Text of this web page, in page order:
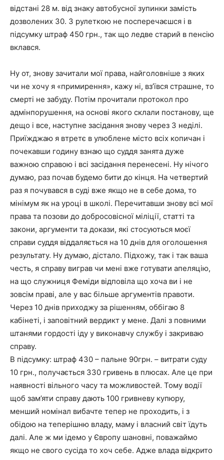
відстані 28 м. від знаку автобусної зупинки замість
дозволених 30. З рулеткою не посперечаєшся і в
підсумку штраф 450 грн., так що ледве старий в пенсію
вклався.
Ну от, знову зачитали мої права, найголовніше з яких
чи не хочу я «примирення», кажу ні, вз’ївся страшне, то
смерті не забуду. Потім прочитали протокол про
адмінпорушення, на основі якого склали постанову, ще
дещо і все, наступне засідання знову через 3 неділі.
Приїжджаю я втретє в улюблене місто всіх копичан і
почекавши годину взнаю що суддя занята дуже
важною справою і всі засідання перенесені. Ну нічого
думаю, раз почав будемо бити до кінця. На четвертий
раз я почувався в суді вже якщо не в себе дома, то
мінімум як на уроці в школі. Перечитавши знову всі мої
права та позови до добросовісної міліції, статті та
закони, аргументи та докази, які стосуються моєї
справи суддя віддаляється на 10 днів для оголошення
результату. Ну думаю, дістало. Підхожу, так і так ваша
честь, я справу виграв чи мені вже готувати апеляцію,
на що служниця Феміди відповіла що хоча ви і не
зовсім праві, але у вас більше аргументів правоти.
Через 10 днів приходжу за рішенням, оббігаю 8
кабінеті, і заповітний вердикт у мене. Далі з повними
штанями гордості іду у виконавчу службу і закриваю
справу.
В підсумку: штраф 430 – пальне 90грн. – витрати суду
10 грн., получається 330 гривень в плюсах. Але це при
наявності вільного часу та можливостей. Тому водії
щоб зам’яти справу дають 100 гривневу купюру,
менший номінал вибачте тепер не проходить, і з
обідою на теперішню владу, маму і власний світ їдуть
далі. Але ж ми ідемо у Європу шановні, поважаймо
якщо не свого сусіда то хоч себе. Адже влада відкрито